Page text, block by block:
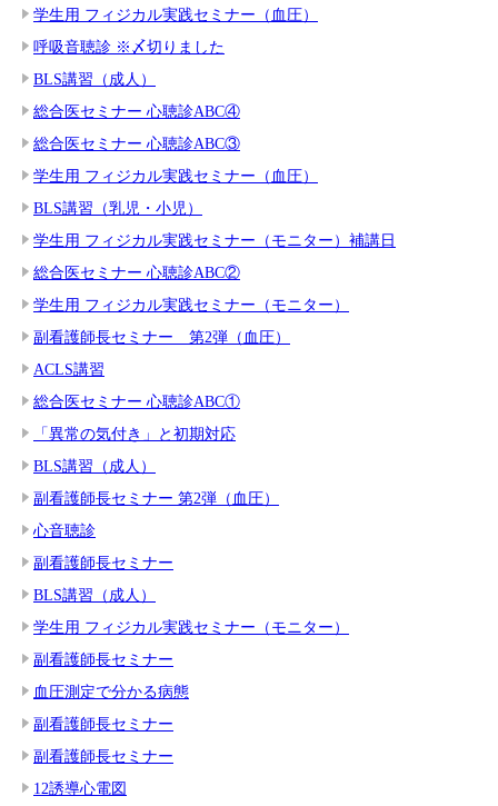
学生用 フィジカル実践セミナー（血圧）
呼吸音聴診 ※〆切りました
BLS講習（成人）
総合医セミナー 心聴診ABC④
総合医セミナー 心聴診ABC③
学生用 フィジカル実践セミナー（血圧）
BLS講習（乳児・小児）
学生用 フィジカル実践セミナー（モニター）補講日
総合医セミナー 心聴診ABC②
学生用 フィジカル実践セミナー（モニター）
副看護師長セミナー 第2弾（血圧）
ACLS講習
総合医セミナー 心聴診ABC①
「異常の気付き」と初期対応
BLS講習（成人）
副看護師長セミナー 第2弾（血圧）
心音聴診
副看護師長セミナー
BLS講習（成人）
学生用 フィジカル実践セミナー（モニター）
副看護師長セミナー
血圧測定で分かる病態
副看護師長セミナー
副看護師長セミナー
12誘導心電図